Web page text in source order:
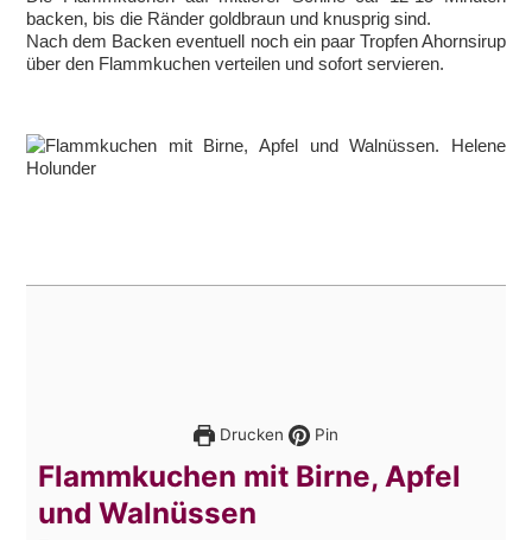
backen, bis die Ränder goldbraun und knusprig sind.
Nach dem Backen eventuell noch ein paar Tropfen Ahornsirup
über den Flammkuchen verteilen und sofort servieren.
Drucken Pin
Flammkuchen mit Birne, Apfel
und Walnüssen